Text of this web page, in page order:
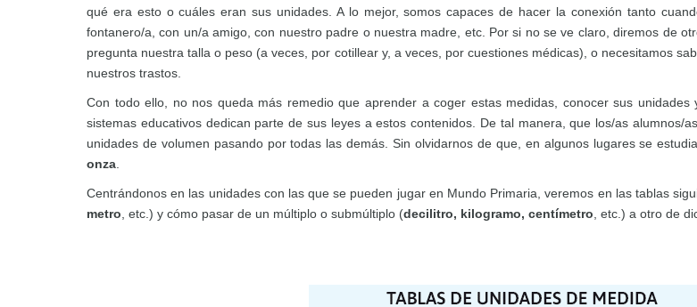
qué era esto o cuáles eran sus unidades. A lo mejor, somos capaces de hacer la conexión tanto
fontanero/a, con un/a amigo, con nuestro padre o nuestra madre, etc. Por si no se ve claro, diremos de
pregunta nuestra talla o peso (a veces, por cotillear y, a veces, por cuestiones médicas), o necesitamos
nuestros trastos.
Con todo ello, no nos queda más remedio que aprender a coger estas medidas, conocer sus
sistemas educativos dedican parte de sus leyes a estos contenidos. De tal manera, que los/as
unidades de volumen pasando por todas las demás. Sin olvidarnos de que, en algunos lugares se
onza.
Centrándonos en las unidades con las que se pueden jugar en Mundo Primaria, veremos en las tablas
metro, etc.) y cómo pasar de un múltiplo o submúltiplo (decilitro, kilogramo, centímetro, etc.) a otro de